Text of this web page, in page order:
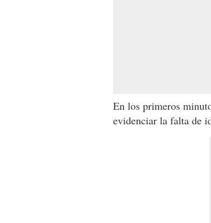
En los primeros
evidenciar la falta de